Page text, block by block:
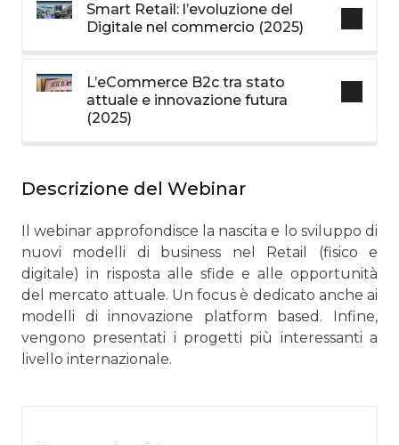
Smart Retail: l’evoluzione del
Digitale nel commercio (2025)
L’eCommerce B2c tra stato
attuale e innovazione futura
(2025)
Descrizione del Webinar
Il webinar approfondisce la nascita e lo sviluppo di
nuovi modelli di business nel Retail (fisico e
digitale) in risposta alle sfide e alle opportunità
del mercato attuale. Un focus è dedicato anche ai
modelli di innovazione platform based. Infine,
vengono presentati i progetti più interessanti a
livello internazionale.